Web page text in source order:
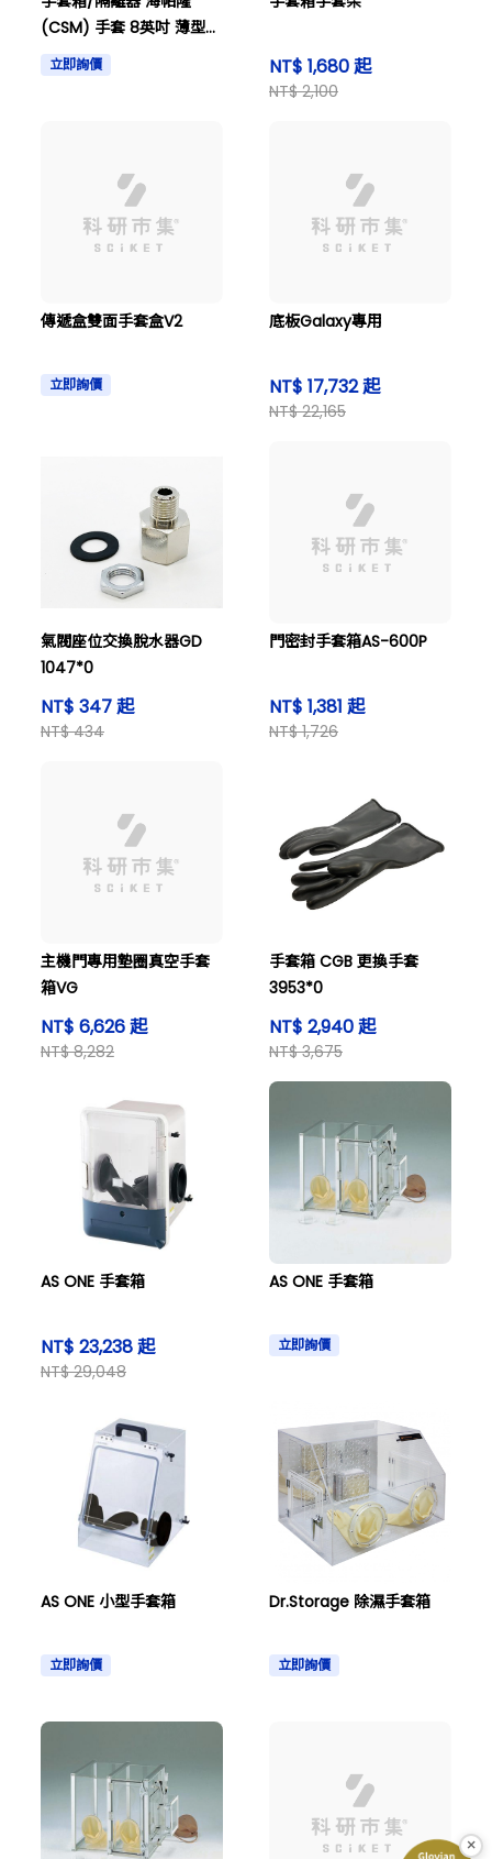
(CSM) 手套 8英吋 薄型
0.4 公釐 手掌尺寸 8.5 長
度 800 公釐 及其他
立即詢價 NT$ 1,680 起
NT$ 2,100
傳遞盒雙面手套盒V2
立即詢價
底板Galaxy專用
NT$ 17,732 起
NT$ 22,165
氣閥座位交換脫水器GD
1047*0
NT$ 347 起
NT$ 434
門密封手套箱AS-600P
NT$ 1,381 起
NT$ 1,726
主機門專用墊圈真空手套
箱VG
NT$ 6,626 起
NT$ 8,282
手套箱 CGB 更換手套
3953*0
NT$ 2,940 起
NT$ 3,675
AS ONE 手套箱
NT$ 23,238 起
NT$ 29,048
AS ONE 手套箱
立即詢價
AS ONE 小型手套箱
立即詢價
Dr.Storage 除濕手套箱
立即詢價
×